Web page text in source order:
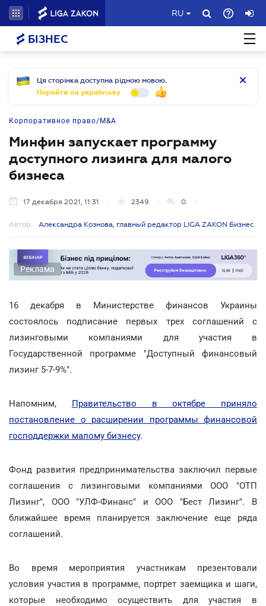
RU
БІЗНЕС
Ця сторінка доступна рідною мовою.
Перейти на українську
Корпоративное право/M&A
Минфин запускает программу
доступного лизинга для малого
бизнеса
17 декабря 2021, 11:31 2349 0
Автор: Александра Кознова, главный редактор LIGA ZAKON Бизнес
Реклама
16 декабря в Министерстве финансов Украины
состоялось подписание первых трех соглашений с
лизинговыми компаниями для участия в
Государственной программе "Доступный финансовый
лизинг 5-7-9%".
Напомним, Правительство в октябре приняло
постановление о расширении программы финансовой
господдержки малому бизнесу.
Фонд развития предпринимательства заключил первые
соглашения с лизинговыми компаниями ООО "ОТП
Лизинг", ООО "УЛФ-Финанс" и ООО "Бест Лизинг". В
ближайшее время планируется заключение еще ряда
соглашений.
Во время мероприятия участникам презентовали
условия участия в программе, портрет заемщика и шаги,
которые необходимо осуществить для участия в